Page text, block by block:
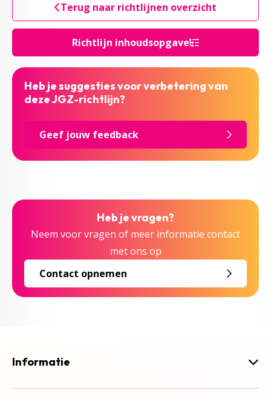
Richtlijn inhoudsopgave
Terug naar richtlijnen overzicht
Heb je suggesties voor verbetering van
deze JGZ-richtlijn?
Geef jouw feedback
Heb je vragen?
Neem voor vragen of meer informatie contact
met ons op
Contact opnemen
Informatie